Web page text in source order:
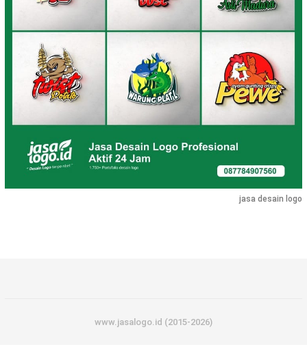
jasa desain logo
www.jasalogo.id (2015-2026)